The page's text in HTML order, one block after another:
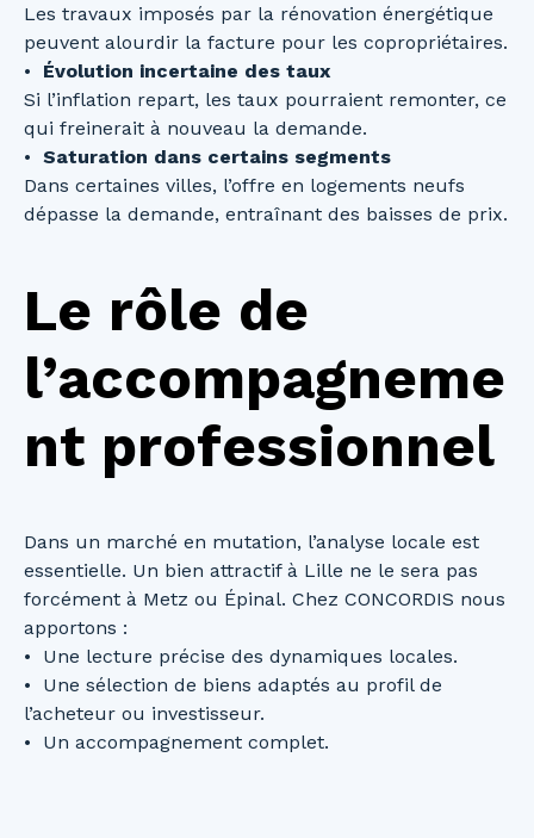
Les travaux imposés par la rénovation énergétique
peuvent alourdir la facture pour les copropriétaires.
Évolution incertaine des taux
Si l’inflation repart, les taux pourraient remonter, ce
qui freinerait à nouveau la demande.
Saturation dans certains segments
Dans certaines villes, l’offre en logements neufs
dépasse la demande, entraînant des baisses de prix.
Le rôle de
l’accompagneme
nt professionnel
Dans un marché en mutation, l’analyse locale est
essentielle. Un bien attractif à Lille ne le sera pas
forcément à Metz ou Épinal. Chez CONCORDIS nous
apportons :
Une lecture précise des dynamiques locales.
Une sélection de biens adaptés au profil de
l’acheteur ou investisseur.
Un accompagnement complet.